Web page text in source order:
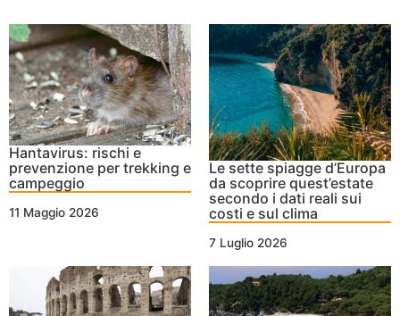
Hantavirus: rischi e
prevenzione per trekking e
campeggio
11 Maggio 2026
Le sette spiagge d’Europa
da scoprire quest’estate
secondo i dati reali sui
costi e sul clima
7 Luglio 2026